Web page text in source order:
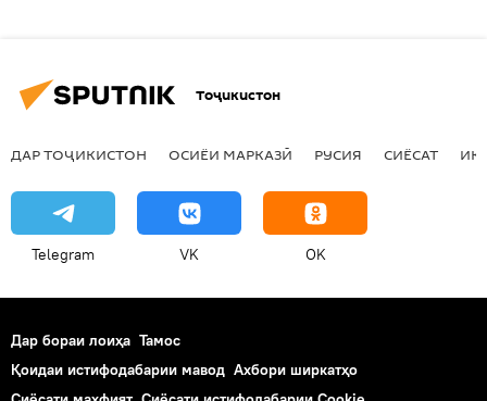
Тоҷикистон
ДАР ТОҶИКИСТОН ОСИЁИ МАРКАЗӢ РУСИЯ СИЁСАТ
Telegram VK OK
Дар бораи лоиҳа Тамос
Қоидаи истифодабарии мавод Ахбори ширкатҳо